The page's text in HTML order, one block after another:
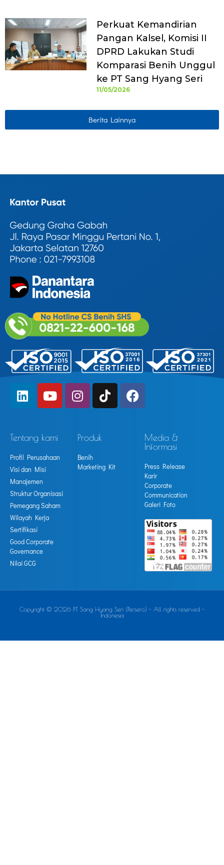
Perkuat Kemandirian
Pangan Kalsel, Komisi II
DPRD Lakukan Studi
Komparasi Benih Unggul
ke PT Sang Hyang Seri
11/05/2026
Berita Lainnya
Tentang kami
Profil Perusahaan
Visi dan Misi
Manajemen
Struktur Organisasi
Pemegang Saham
Wilayah Kerja
Sertifikasi
Good Corporate
Governance
Nilai GCG
Produk
Benih
Marketing Kit
Media &
Informasi
Press Release
Karir
Corporate
Communication
Galeri Foto
Copyright © 2026 PT Sang Hyang Seri (Persero) - All rights reserved -
Indonesia